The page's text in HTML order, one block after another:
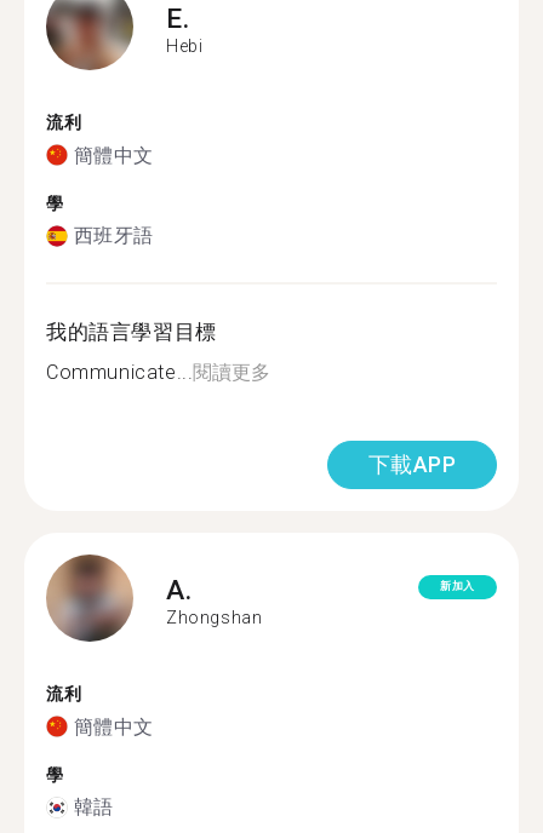
E.
Hebi
流利
簡體中文
學
西班牙語
我的語言學習目標
Communicate...閱讀更多
下載APP
A.
Zhongshan
新加入
流利
簡體中文
學
韓語